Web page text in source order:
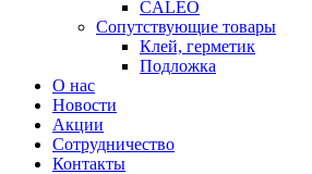
CALEO
Сопутствующие товары
Клей, герметик
Подложка
О нас
Новости
Акции
Сотрудничество
Контакты